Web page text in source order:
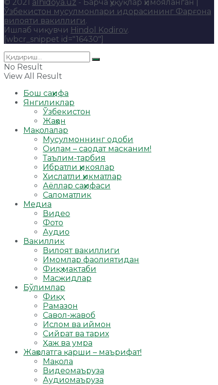
© 2021 alhidoya.uz - Барча ҳуқуқлар ҳимояланган |
Ўзбекистон мусулмонлари идорасининг Фарғона
вилояти вакиллиги.
Ишлаб чиқувчи Hindol Kodirov.
[wbcr_snippet id="16430"]
No Result
View All Result
Бош саҳифа
Янгиликлар
Ўзбекистон
Жаҳон
Мақолалар
Мусулмоннинг одоби
Оилам – саодат масканим!
Таълим-тарбия
Ибратли ҳикоялар
Хислатли ҳикматлар
Аёллар саҳифаси
Саломатлик
Медиа
Видео
Фото
Аудио
Вакиллик
Вилоят вакиллиги
Имомлар фаолиятидан
Фиқҳ мактаби
Масжидлар
Бўлимлар
Фиқҳ
Рамазон
Савол-жавоб
Ислом ва иймон
Сийрат ва тарих
Ҳаж ва умра
Жаҳолатга қарши – маърифат!
Мақола
Видеомаъруза
Аудиомаъруза